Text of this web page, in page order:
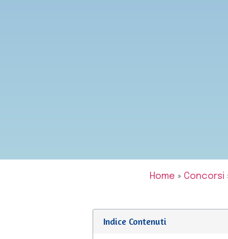
Home » Concorsi
Indice Contenuti